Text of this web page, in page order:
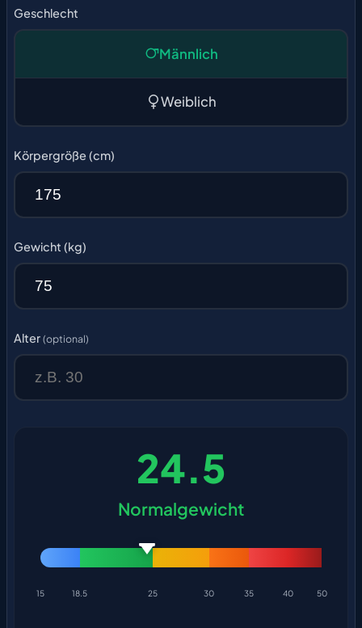
Geschlecht
Männlich
Weiblich
Körpergröße (cm)
Gewicht (kg)
Alter(optional)
24.5
Normalgewicht
15 18.5 25 30 35 40 50